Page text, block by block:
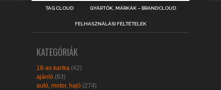
TAG CLOUD GYÁRTÓK, MÁRKÁK – BRANDCLOUD
FELHASZNÁLÁSI FELTÉTELEK
KATEGÓRIÁK
18-as karika (42)
ajánló (63)
autó, motor, hajó (274)